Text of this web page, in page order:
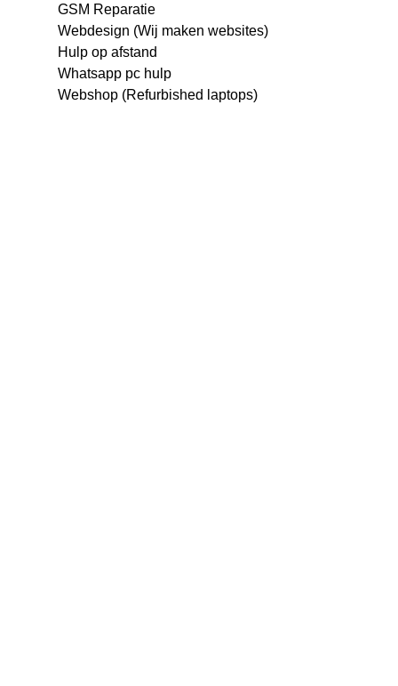
GSM Reparatie
Webdesign (Wij maken websites)
Hulp op afstand
Whatsapp pc hulp
Webshop (Refurbished laptops)